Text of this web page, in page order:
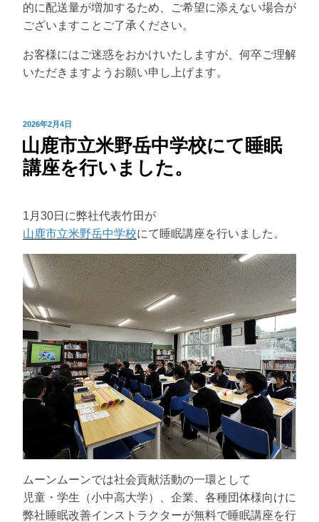
的に配送量が増加するため、ご希望に添えない場合が
ございますことご了承ください。
お客様にはご迷惑をおかけいたしますが、何卒ご理解
いただきますようお願い申し上げます。
投
稿
日:
2026年2月4日
山鹿市立米野岳中学校にて睡眠
講座を行いました。
1月30日に弊社代表竹田が
山鹿市立米野岳中学校にて睡眠講座を行いました。
ムーンムーンでは社会貢献活動の一環として
児童・学生（小中高大学）、企業、各種団体様向けに
弊社睡眠改善インストラクターが無料で睡眠講座を行